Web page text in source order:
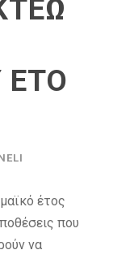
έτος
που
να